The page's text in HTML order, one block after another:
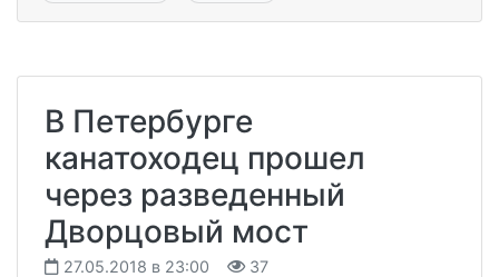
В Петербурге
канатоходец прошел
через разведенный
Дворцовый мост
27.05.2018 в 23:00 37